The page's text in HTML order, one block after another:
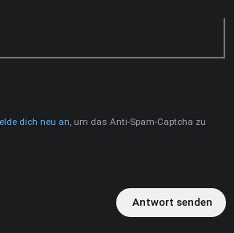
dich neu an , um das Anti-Spam-Captcha zu
Antwort senden